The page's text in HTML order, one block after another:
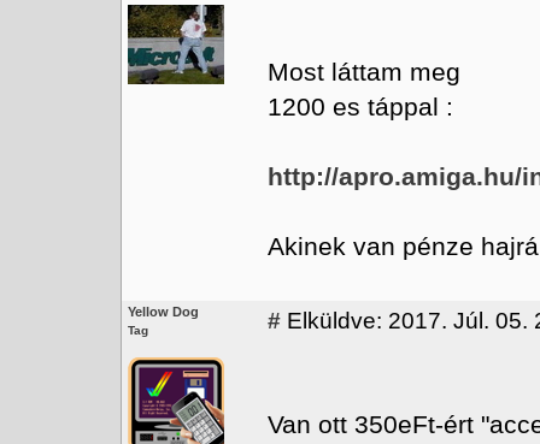
Most láttam meg
1200 es táppal :
http://apro.amiga.hu/
Akinek van pénze
Yellow Dog
Tag # Elküldve: 2017. Júl. 05.
Van ott 350eFt-ért